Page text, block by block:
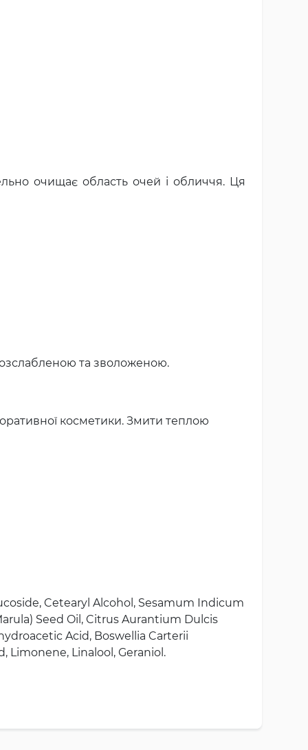
очищає область очей і обличчя. Ця
та зволоженою.
косметики. Змити теплою
Cetearyl Alcohol, Sesamum Indicum
Seed Oil, Citrus Aurantium Dulcis
Acid, Boswellia Carterii
Limonene, Linalool, Geraniol.